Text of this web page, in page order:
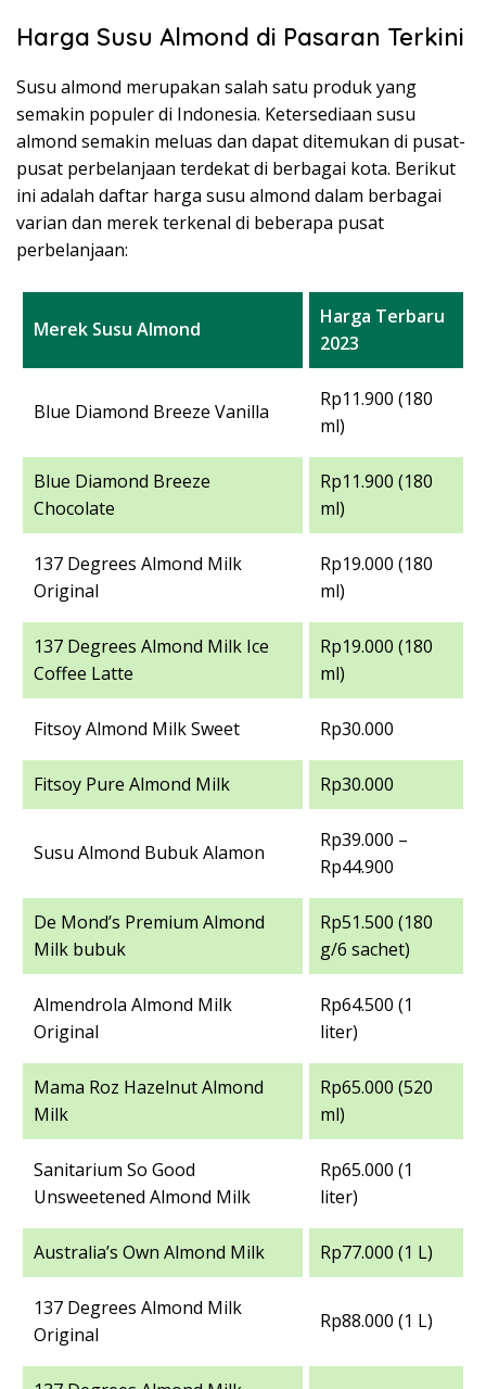
Harga Susu Almond di Pasaran Terkini
Susu almond merupakan salah satu produk yang
semakin populer di Indonesia. Ketersediaan susu
almond semakin meluas dan dapat ditemukan di pusat-
pusat perbelanjaan terdekat di berbagai kota. Berikut
ini adalah daftar harga susu almond dalam berbagai
varian dan merek terkenal di beberapa pusat
perbelanjaan:
Merek Susu Almond
Harga Terbaru
2023
Blue Diamond Breeze Vanilla
Rp11.900 (180
ml)
Blue Diamond Breeze
Chocolate
Rp11.900 (180
ml)
137 Degrees Almond Milk
Original
Rp19.000 (180
ml)
137 Degrees Almond Milk Ice
Coffee Latte
Rp19.000 (180
ml)
Fitsoy Almond Milk Sweet Rp30.000
Fitsoy Pure Almond Milk Rp30.000
Susu Almond Bubuk Alamon
Rp39.000 –
Rp44.900
De Mond’s Premium Almond
Milk bubuk
Rp51.500 (180
g/6 sachet)
Almendrola Almond Milk
Original
Rp64.500 (1
liter)
Mama Roz Hazelnut Almond
Milk
Rp65.000 (520
ml)
Sanitarium So Good
Unsweetened Almond Milk
Rp65.000 (1
liter)
Australia’s Own Almond Milk Rp77.000 (1 L)
137 Degrees Almond Milk
Original
Rp88.000 (1 L)